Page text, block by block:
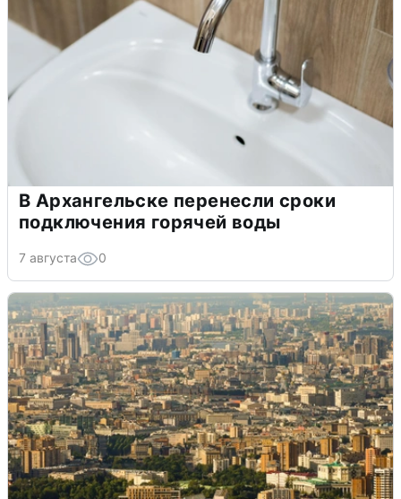
В Архангельске перенесли сроки
подключения горячей воды
7 августа 0